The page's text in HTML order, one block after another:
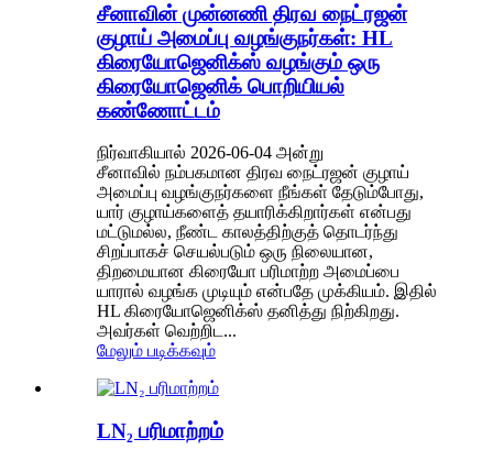
சீனாவின் முன்னணி திரவ நைட்ரஜன்
குழாய் அமைப்பு வழங்குநர்கள்: HL
கிரையோஜெனிக்ஸ் வழங்கும் ஒரு
கிரையோஜெனிக் பொறியியல்
கண்ணோட்டம்
நிர்வாகியால் 2026-06-04 அன்று
சீனாவில் நம்பகமான திரவ நைட்ரஜன் குழாய்
அமைப்பு வழங்குநர்களை நீங்கள் தேடும்போது, ​​
யார் குழாய்களைத் தயாரிக்கிறார்கள் என்பது
மட்டுமல்ல, நீண்ட காலத்திற்குத் தொடர்ந்து
சிறப்பாகச் செயல்படும் ஒரு நிலையான,
திறமையான கிரையோ பரிமாற்ற அமைப்பை
யாரால் வழங்க முடியும் என்பதே முக்கியம். இதில்
HL கிரையோஜெனிக்ஸ் தனித்து நிற்கிறது.
அவர்கள் வெற்றிட...
மேலும் படிக்கவும்
LN₂ பரிமாற்றம்